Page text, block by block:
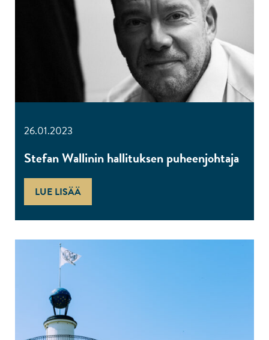
26.01.2023
Stefan Wallinin hallituksen puheenjohtaja
LUE LISÄÄ